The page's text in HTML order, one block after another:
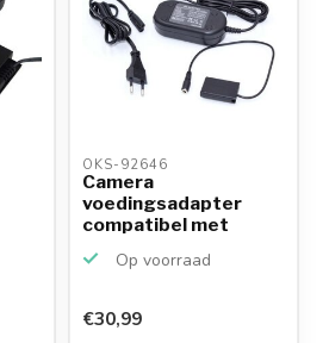
OKS-92646
Camera
voedingsadapter
compatibel met
(NB...Op voorraad
€30,99